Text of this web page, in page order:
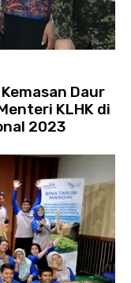
Daur
KLHK di
2023